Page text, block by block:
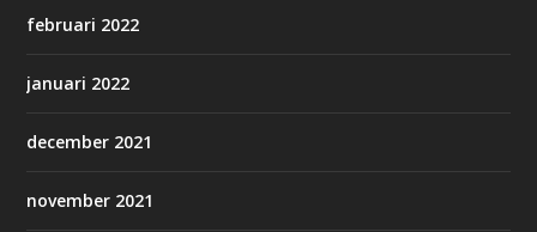
februari 2022
januari 2022
december 2021
november 2021